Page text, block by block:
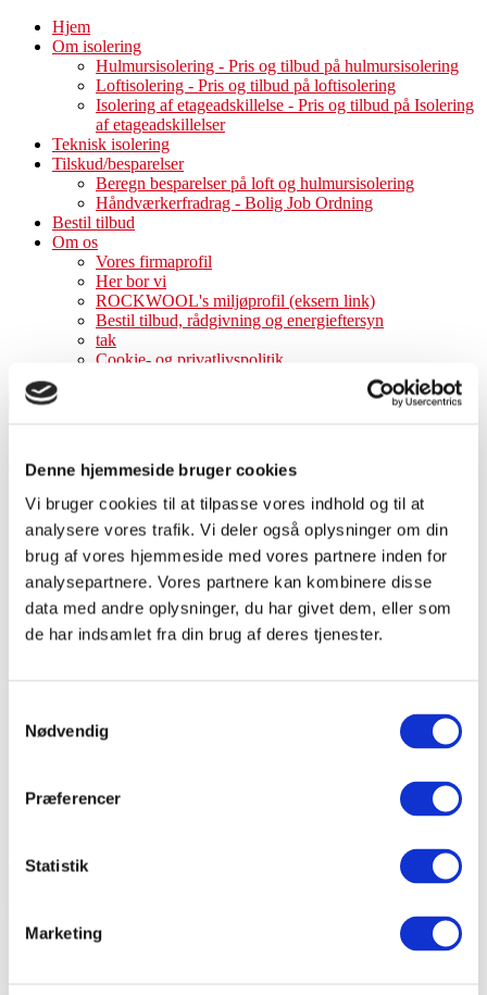
Denne hjemmeside bruger cookies
Vi bruger cookies til at tilpasse vores indhold og til at
analysere vores trafik. Vi deler også oplysninger om din
brug af vores hjemmeside med vores partnere inden for
analysepartnere. Vores partnere kan kombinere disse
data med andre oplysninger, du har givet dem, eller som
de har indsamlet fra din brug af deres tjenester.
Nødvendig
Præferencer
Statistik
Marketing
Hjem
Om isolering
Hulmursisolering - Pris og tilbud på hulmursisolering
Loftisolering - Pris og tilbud på loftisolering
Isolering af etageadskillelse - Pris og tilbud på Isolering
af etageadskillelser
Teknisk isolering
Tilskud/besparelser
Beregn besparelser på loft og hulmursisolering
Håndværkerfradrag - Bolig Job Ordning
Bestil tilbud
Om os
Vores firmaprofil
Her bor vi
ROCKWOOL's miljøprofil (eksern link)
Bestil tilbud, rådgivning og energieftersyn
tak
Cookie- og privatlivspolitik
Hjem
Om isolering
Hulmursisolering - Pris og tilbud på
hulmursisolering
Loftisolering - Pris og tilbud på loftisolering
Isolering af etageadskillelse - Pris og tilbud på
Isolering af etageadskillelser
Teknisk isolering
Tilskud/besparelser
Beregn besparelser på loft og hulmursisolering
Vores firmaprofil
Her bor vi
Bestil tilbud, rådgivning og energieftersyn
tak
Velkommen til Andersens Isolering
På denne hjemmeside vil du blive præsenteret for de
fleste af de isoleringsopgaver, som vi udfører.
af mure, lofter og vægge, til de